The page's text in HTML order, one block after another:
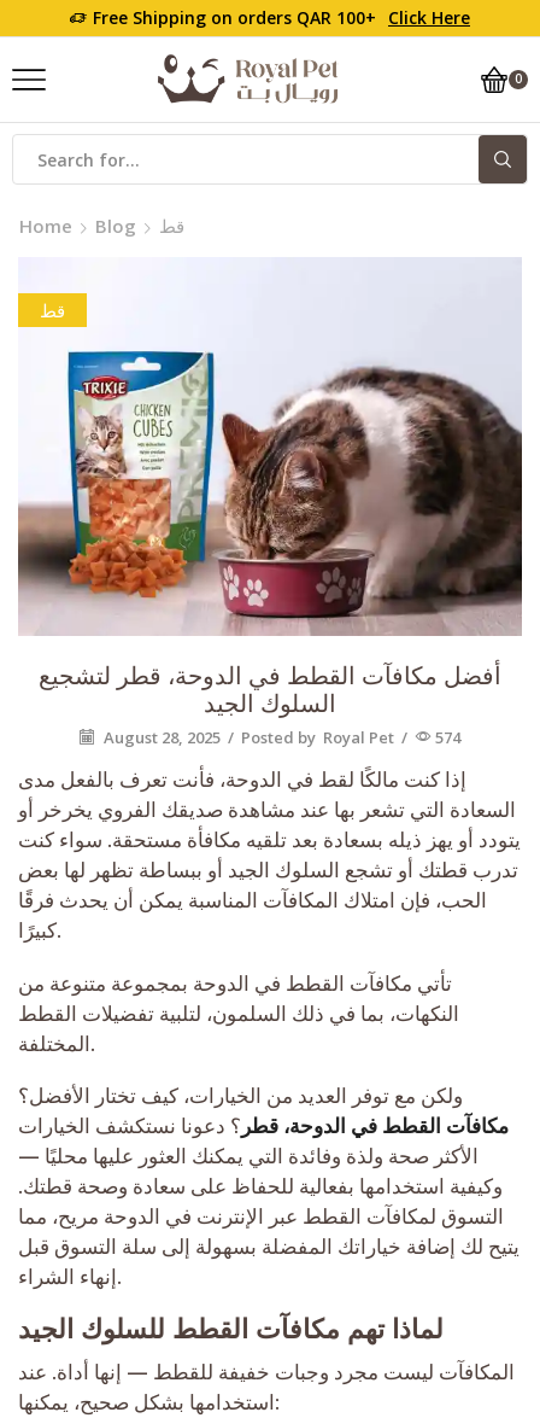
Free Shipping on orders QAR 100+ Click Here
0
Home Blog قط
قط
أفضل مكافآت القطط في الدوحة، قطر لتشجيع
السلوك الجيد
August 28, 2025 / Posted by Royal Pet / 574
إذا كنت مالكًا لقط في الدوحة، فأنت تعرف بالفعل مدى
السعادة التي تشعر بها عند مشاهدة صديقك الفروي يخرخر أو
يتودد أو يهز ذيله بسعادة بعد تلقيه مكافأة مستحقة. سواء كنت
تدرب قطتك أو تشجع السلوك الجيد أو ببساطة تظهر لها بعض
الحب، فإن امتلاك المكافآت المناسبة يمكن أن يحدث فرقًا
كبيرًا.
تأتي مكافآت القطط في الدوحة بمجموعة متنوعة من
النكهات، بما في ذلك السلمون، لتلبية تفضيلات القطط
المختلفة.
ولكن مع توفر العديد من الخيارات، كيف تختار الأفضل؟
مكافآت القطط في الدوحة، قطر ؟ دعونا نستكشف الخيارات
الأكثر صحة ولذة وفائدة التي يمكنك العثور عليها محليًا —
وكيفية استخدامها بفعالية للحفاظ على سعادة وصحة قطتك.
التسوق لمكافآت القطط عبر الإنترنت في الدوحة مريح، مما
يتيح لك إضافة خياراتك المفضلة بسهولة إلى سلة التسوق قبل
إنهاء الشراء.
لماذا تهم مكافآت القطط للسلوك الجيد
المكافآت ليست مجرد وجبات خفيفة للقطط — إنها أداة. عند
استخدامها بشكل صحيح، يمكنها: